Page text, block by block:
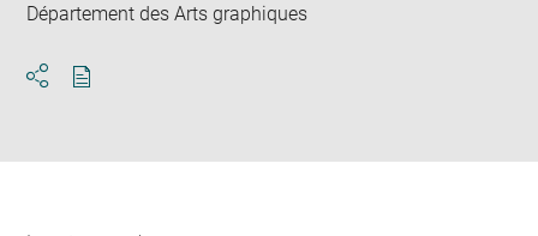
Département des Arts graphiques